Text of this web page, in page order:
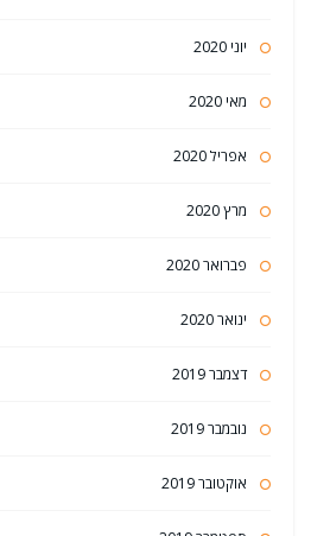
יוני 2020
מאי 2020
אפריל 2020
מרץ 2020
פברואר 2020
ינואר 2020
דצמבר 2019
נובמבר 2019
אוקטובר 2019